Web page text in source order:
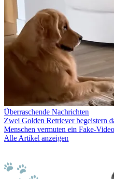
Überraschende Nachrichten
Zwei Golden Retriever begeistern
Menschen vermuten ein Fake-Video
Alle Artikel anzeigen